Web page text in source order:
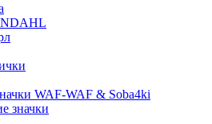
WAF-WAF & Soba4ki
значки